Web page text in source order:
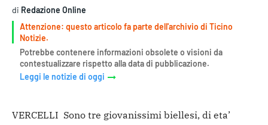
di Redazione Online
Attenzione: questo articolo fa parte dell'archivio di Ticino
Notizie.
Potrebbe contenere informazioni obsolete o visioni da
contestualizzare rispetto alla data di pubblicazione.
Leggi le notizie di oggi
VERCELLI Sono tre giovanissimi biellesi, di eta’